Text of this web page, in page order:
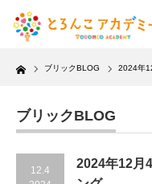
Home ブリックBLOG 2024年
ブリックBLOG
12.4
2024年12月